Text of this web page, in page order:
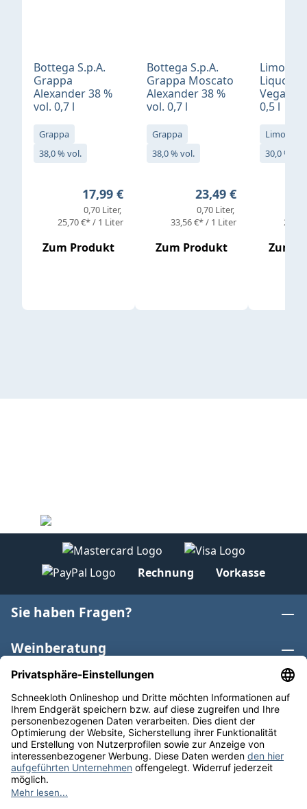
Bottega S.p.A.
Grappa
Alexander 38 %
vol. 0,7 l
Grappa
38,0 % vol.
Regulärer Preis:
17,99 €
0,70 Liter
25,70 €* / 1 Liter
Zum Produkt
Bottega S.p.A.
Grappa Moscato
Alexander 38 %
vol. 0,7 l
Grappa
38,0 % vol.
Regulärer Preis:
23,49 €
0,70 Liter
33,56 €* / 1 Liter
Zum Produkt
Liquore
Vegan
0,5 l
30,0 % vol.
Zum
Rechnung Vorkasse
Sie haben Fragen?
Weinberatung
Informationen
Weinkategorien
Internationaler Wein
* Alle Preise inkl. gesetzl. Mehrwertsteuer zzgl.